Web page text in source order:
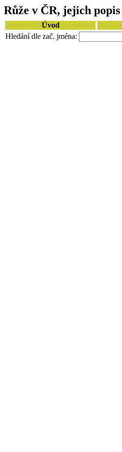
Růže v ČR, jejich
Úvod
Hledání dle zač. jména: